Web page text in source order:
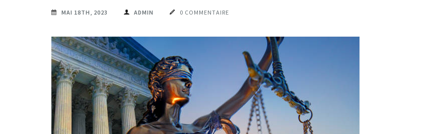
MAI 18TH, 2023 ADMIN 0 COMMENTAIRE